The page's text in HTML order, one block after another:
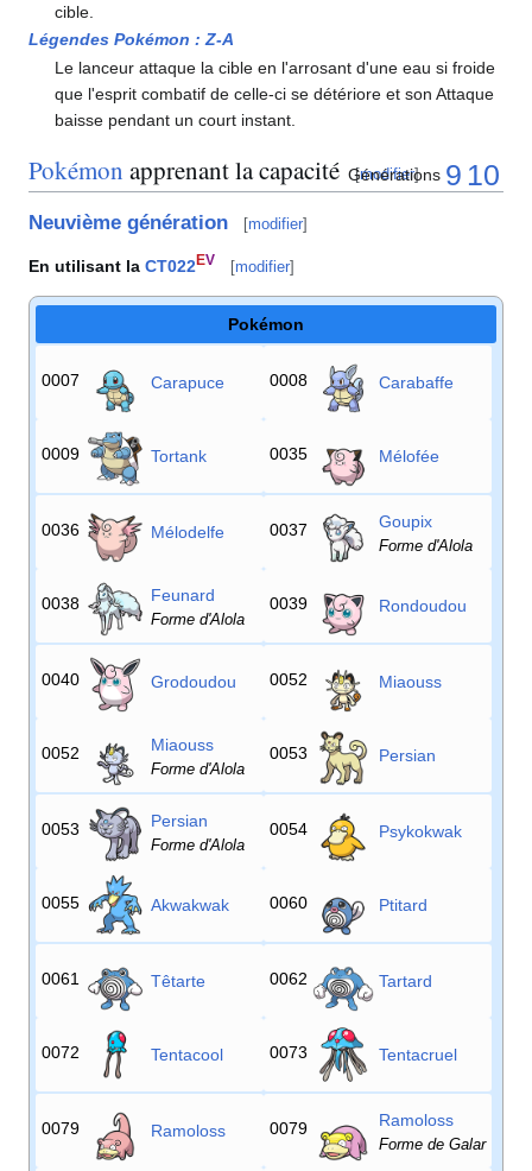
cible.
Légendes Pokémon :Z-A
Le lanceur attaque la cible en l'arrosant d'une eau si froide
que l'esprit combatif de celle-ci se détériore et son Attaque
baisse pendant un court instant.
Pokémon apprenant la capacité [modifier]
Générations 9 10
Neuvième génération [modifier]
En utilisant la CT022EV [modifier]
Pokémon
0007 Carapuce 0008 Carabaffe
0009 Tortank 0035 Mélofée
0036 Mélodelfe 0037 Goupix
Forme d'Alola
0038 Feunard
Forme d'Alola
0039 Rondoudou
0040 Grodoudou 0052 Miaouss
0052 Miaouss
Forme d'Alola
0053 Persian
0053 Persian
Forme d'Alola
0054 Psykokwak
0055 Akwakwak 0060 Ptitard
0061 Têtarte 0062 Tartard
0072 Tentacool 0073 Tentacruel
0079 Ramoloss 0079 Ramoloss
Forme de Galar